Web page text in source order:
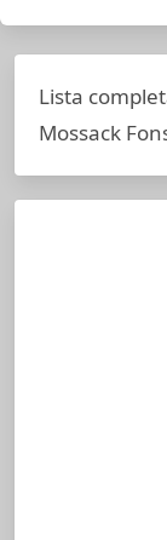
Lista
Mossack